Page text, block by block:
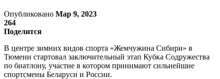
Опубликовано Мар 9, 2023
264
Поделится
В центре зимних видов спорта «Жемчужина Сибири» в
Тюмени стартовал заключительный этап Кубка Содружества
по биатлону, участие в котором принимают сильнейшие
спортсмены Беларуси и России.